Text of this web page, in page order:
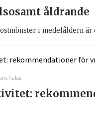
åldrande
i medelåldern är
hälsa